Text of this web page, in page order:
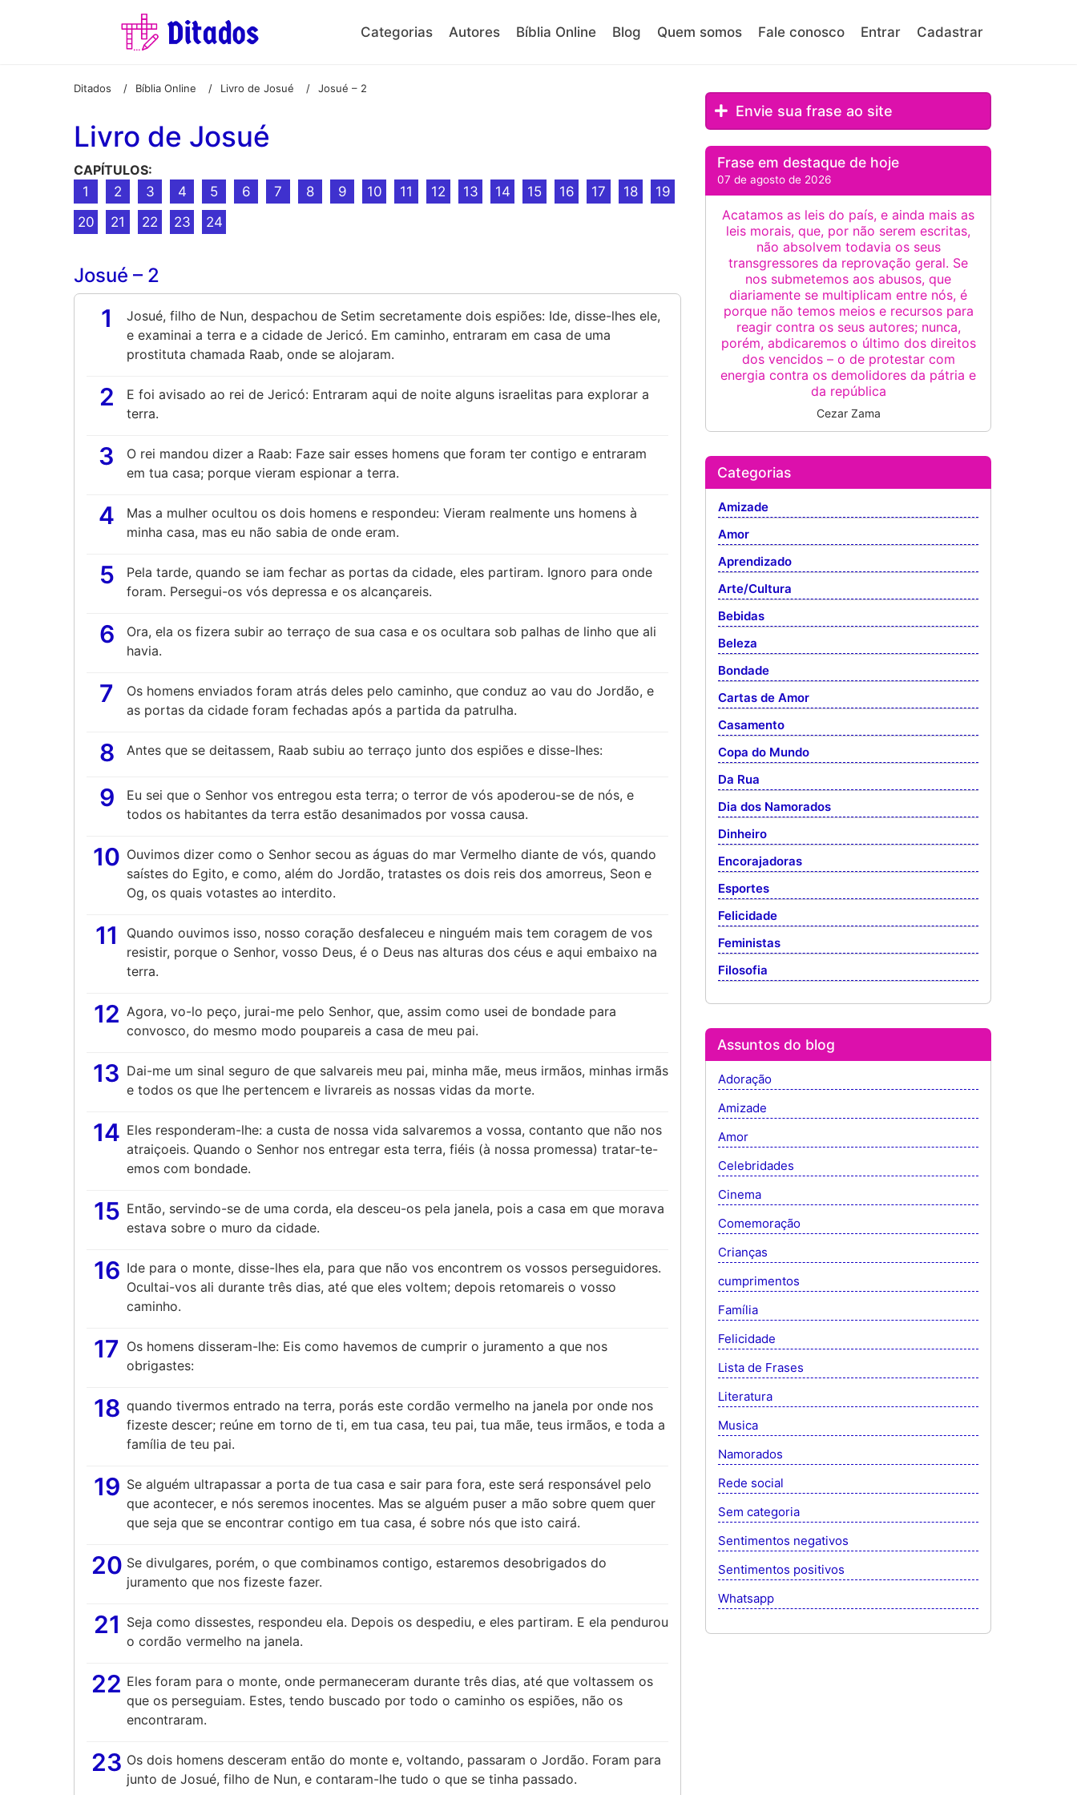
Categorias Autores Bíblia Online Blog Quem somos Fale conosco Entrar Cadastrar
Ditados / Bíblia Online / Livro de Josué / Josué – 2
Livro de Josué
CAPÍTULOS:
1
2 3 4 5 6 7 8 9 10 11 12 13 14 15 16 17 18
19
20
21 22 23 24
Josué – 2
1
Josué, filho de Nun, despachou de Setim secretamente dois espiões: Ide, disse-lhes ele,
e examinai a terra e a cidade de Jericó. Em caminho, entraram em casa de uma
prostituta chamada Raab, onde se alojaram.
2
E foi avisado ao rei de Jericó: Entraram aqui de noite alguns israelitas para explorar a
terra.
3
O rei mandou dizer a Raab: Faze sair esses homens que foram ter contigo e entraram
em tua casa; porque vieram espionar a terra.
4
Mas a mulher ocultou os dois homens e respondeu: Vieram realmente uns homens à
minha casa, mas eu não sabia de onde eram.
5
Pela tarde, quando se iam fechar as portas da cidade, eles partiram. Ignoro para onde
foram. Persegui-os vós depressa e os alcançareis.
6
Ora, ela os fizera subir ao terraço de sua casa e os ocultara sob palhas de linho que ali
havia.
7
Os homens enviados foram atrás deles pelo caminho, que conduz ao vau do Jordão, e
as portas da cidade foram fechadas após a partida da patrulha.
8 Antes que se deitassem, Raab subiu ao terraço junto dos espiões e disse-lhes:
9
Eu sei que o Senhor vos entregou esta terra; o terror de vós apoderou-se de nós, e
todos os habitantes da terra estão desanimados por vossa causa.
10 Ouvimos dizer como o Senhor secou as águas do mar Vermelho diante de vós, quando
saístes do Egito, e como, além do Jordão, tratastes os dois reis dos amorreus, Seon e
Og, os quais votastes ao interdito.
11
Quando ouvimos isso, nosso coração desfaleceu e ninguém mais tem coragem de vos
resistir, porque o Senhor, vosso Deus, é o Deus nas alturas dos céus e aqui embaixo na
terra.
12 Agora, vo-lo peço, jurai-me pelo Senhor, que, assim como usei de bondade para
convosco, do mesmo modo poupareis a casa de meu pai.
13 Dai-me um sinal seguro de que salvareis meu pai, minha mãe, meus irmãos, minhas irmãs
e todos os que lhe pertencem e livrareis as nossas vidas da morte.
14 Eles responderam-lhe: a custa de nossa vida salvaremos a vossa, contanto que não nos
atraiçoeis. Quando o Senhor nos entregar esta terra, fiéis (à nossa promessa) tratar-te-
emos com bondade.
15 Então, servindo-se de uma corda, ela desceu-os pela janela, pois a casa em que morava
estava sobre o muro da cidade.
16 Ide para o monte, disse-lhes ela, para que não vos encontrem os vossos perseguidores.
Ocultai-vos ali durante três dias, até que eles voltem; depois retomareis o vosso
caminho.
17 Os homens disseram-lhe: Eis como havemos de cumprir o juramento a que nos
obrigastes:
18 quando tivermos entrado na terra, porás este cordão vermelho na janela por onde nos
fizeste descer; reúne em torno de ti, em tua casa, teu pai, tua mãe, teus irmãos, e toda a
família de teu pai.
19 Se alguém ultrapassar a porta de tua casa e sair para fora, este será responsável pelo
que acontecer, e nós seremos inocentes. Mas se alguém puser a mão sobre quem quer
que seja que se encontrar contigo em tua casa, é sobre nós que isto cairá.
20 Se divulgares, porém, o que combinamos contigo, estaremos desobrigados do
juramento que nos fizeste fazer.
21 Seja como dissestes, respondeu ela. Depois os despediu, e eles partiram. E ela pendurou
o cordão vermelho na janela.
22 Eles foram para o monte, onde permaneceram durante três dias, até que voltassem os
que os perseguiam. Estes, tendo buscado por todo o caminho os espiões, não os
encontraram.
23 Os dois homens desceram então do monte e, voltando, passaram o Jordão. Foram para
junto de Josué, filho de Nun, e contaram-lhe tudo o que se tinha passado.
Envie sua frase ao site
Frase em destaque de hoje
07 de agosto de 2026
Acatamos as leis do país, e ainda mais as
leis morais, que, por não serem escritas,
não absolvem todavia os seus
transgressores da reprovação geral. Se
nos submetemos aos abusos, que
diariamente se multiplicam entre nós, é
porque não temos meios e recursos para
reagir contra os seus autores; nunca,
porém, abdicaremos o último dos direitos
dos vencidos – o de protestar com
energia contra os demolidores da pátria e
da república
Cezar Zama
Categorias
Amizade
Amor
Aprendizado
Arte/Cultura
Bebidas
Beleza
Bondade
Cartas de Amor
Casamento
Copa do Mundo
Da Rua
Dia dos Namorados
Dinheiro
Encorajadoras
Esportes
Felicidade
Feministas
Filosofia
Assuntos do blog
Adoração
Amizade
Amor
Celebridades
Cinema
Comemoração
Crianças
cumprimentos
Família
Felicidade
Lista de Frases
Literatura
Musica
Namorados
Rede social
Sem categoria
Sentimentos negativos
Sentimentos positivos
Whatsapp